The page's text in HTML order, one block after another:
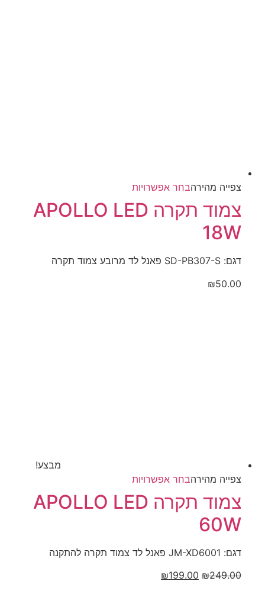
צפייה‬ ‫מהירה‬בחר אפשרויותלמוצר
זה
יש
ניתן
צמוד תקרה APOLLO LED
18W
דגם: SD-PB307-S פאנל לד מרובע צמוד תקרה
₪50.00
מבצע!
צפייה‬ ‫מהירה‬בחר אפשרויותלמוצר
זה
יש
ניתן
צמוד תקרה APOLLO LED
60W
דגם: JM-XD6001 פאנל לד צמוד תקרה להתקנה
₪249.00
המחיר ₪199.00